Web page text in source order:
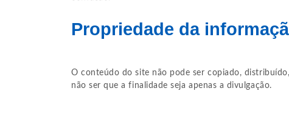
Propriedade da
O conteúdo do site não pode ser copiado,
não ser que a finalidade seja apenas a divulgação.